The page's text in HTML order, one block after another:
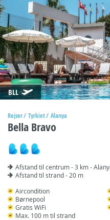
BLL
Rejser Tyrkiet Alanya
Bella Bravo
Afstand til centrum - 3 km -
Afstand til strand - 20 m
Aircondition
Børnepool
Gratis WiFi
Max. 100 m til strand